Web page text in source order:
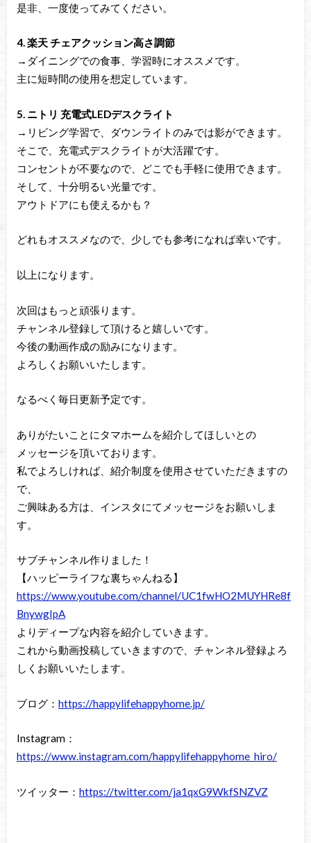
是非、一度使ってみてください。
4. 楽天 チェアクッション高さ調節
→ダイニングでの食事、学習時にオススメです。
主に短時間の使用を想定しています。
5. ニトリ 充電式LEDデスクライト
→リビング学習で、ダウンライトのみでは影ができます。
そこで、充電式デスクライトが大活躍です。
コンセントが不要なので、どこでも手軽に使用できます。
そして、十分明るい光量です。
アウトドアにも使えるかも？
どれもオススメなので、少しでも参考になれば幸いです。
以上になります。
次回はもっと頑張ります。
チャンネル登録して頂けると嬉しいです。
今後の動画作成の励みになります。
よろしくお願いいたします。
なるべく毎日更新予定です。
ありがたいことにタマホームを紹介してほしいとの
メッセージを頂いております。
私でよろしければ、紹介制度を使用させていただきますの
で、
ご興味ある方は、インスタにてメッセージをお願いしま
す。
サブチャンネル作りました！
【ハッピーライフな裏ちゃんねる】
https://www.youtube.com/channel/UC1fwHO2MUYHRe8f
BnywgIpA
よりディープな内容を紹介していきます。
これから動画投稿していきますので、チャンネル登録よろ
しくお願いいたします。
ブログ： https://happylifehappyhome.jp/
Instagram：
https://www.instagram.com/happylifehappyhome_hiro/
ツイッター： https://twitter.com/ja1qxG9WkfSNZVZ